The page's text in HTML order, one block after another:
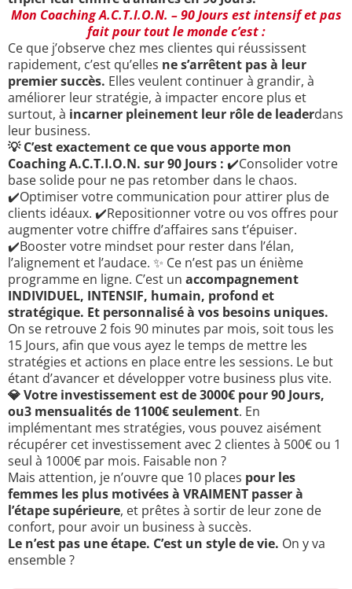
Mon Coaching A.C.T.I.O.N. – 90 Jours est intensif et pas
fait pour tout le monde c’est :
Ce que j’observe chez mes clientes qui réussissent
rapidement, c’est qu’elles ne s’arrêtent pas à leur
premier succès. Elles veulent continuer à grandir, à
améliorer leur stratégie, à impacter encore plus et
surtout, à incarner pleinement leur rôle de leaderdans
leur business.
💡 C’est exactement ce que vous apporte mon
Coaching A.C.T.I.O.N. sur 90 Jours : ✔️Consolider votre
base solide pour ne pas retomber dans le chaos.
✔️Optimiser votre communication pour attirer plus de
clients idéaux. ✔️Repositionner votre ou vos offres pour
augmenter votre chiffre d’affaires sans t’épuiser.
✔️Booster votre mindset pour rester dans l’élan,
l’alignement et l’audace. ✨ Ce n’est pas un énième
programme en ligne. C’est un accompagnement
INDIVIDUEL, INTENSIF, humain, profond et
stratégique. Et personnalisé à vos besoins uniques.
On se retrouve 2 fois 90 minutes par mois, soit tous les
15 Jours, afin que vous ayez le temps de mettre les
stratégies et actions en place entre les sessions. Le but
étant d’avancer et développer votre business plus vite.
💎 Votre investissement est de 3000€ pour 90 Jours,
ou3 mensualités de 1100€ seulement. En
implémentant mes stratégies, vous pouvez aisément
récupérer cet investissement avec 2 clientes à 500€ ou 1
seul à 1000€ par mois. Faisable non ?
Mais attention, je n’ouvre que 10 places pour les
femmes les plus motivées à VRAIMENT passer à
l’étape supérieure, et prêtes à sortir de leur zone de
confort, pour avoir un business à succès.
Le n’est pas une étape. C’est un style de vie. On y va
ensemble ?